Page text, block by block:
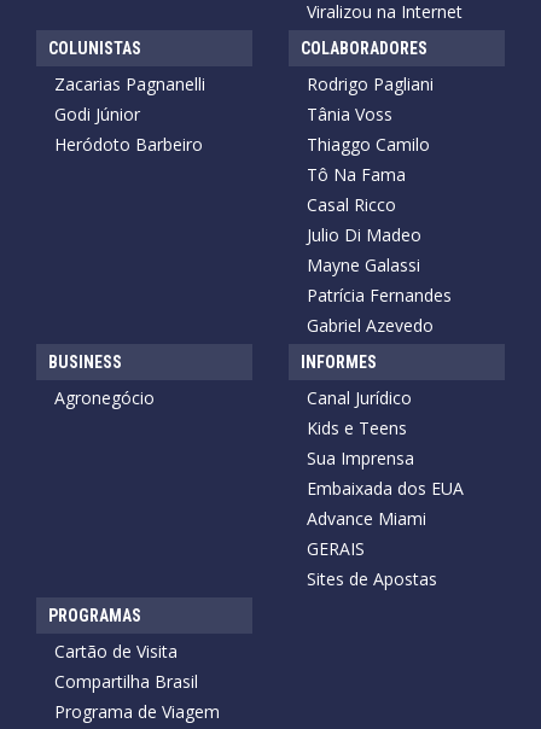
Viralizou na Internet
COLUNISTAS
Zacarias Pagnanelli
Godi Júnior
Heródoto Barbeiro
COLABORADORES
Rodrigo Pagliani
Tânia Voss
Thiaggo Camilo
Tô Na Fama
Casal Ricco
Julio Di Madeo
Mayne Galassi
Patrícia Fernandes
Gabriel Azevedo
BUSINESS
Agronegócio
INFORMES
Canal Jurídico
Kids e Teens
Sua Imprensa
Embaixada dos EUA
Advance Miami
GERAIS
Sites de Apostas
PROGRAMAS
Cartão de Visita
Compartilha Brasil
Programa de Viagem